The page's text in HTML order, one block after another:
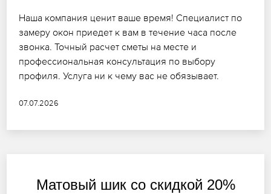
Наша компания ценит ваше время! Специалист по
замеру окон приедет к вам в течение часа после
звонка. Точный расчет сметы на месте и
профессиональная консультация по выбору
профиля. Услуга ни к чему вас не обязывает.
07.07.2026
Матовый шик со скидкой 20%